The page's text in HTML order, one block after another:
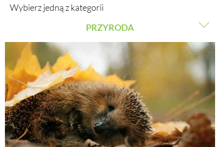
Wybierz jedną z kategorii
PRZYRODA
ZWIERZĘTA DOMOWE
ZWIERZĘTA W NATURZE
GRZYBY
KRAJOBRAZ
BUDUJEMY DOM
OGRÓD
WARZYWA I OWOCE
ROŚLINY OGRODOWE